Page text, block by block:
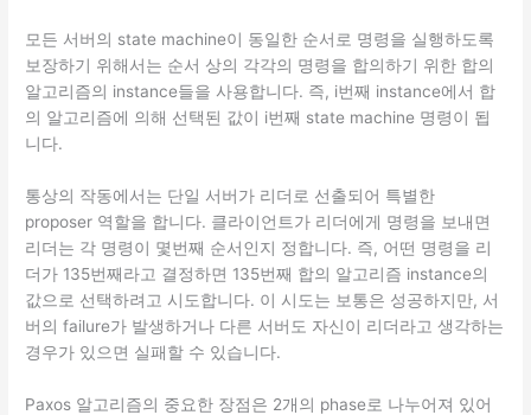
모든 서버의 state machine이 동일한 순서로 명령을 실행하도록
보장하기 위해서는 순서 상의 각각의 명령을 합의하기 위한 합의
알고리즘의 instance들을 사용합니다. 즉, i번째 instance에서 합
의 알고리즘에 의해 선택된 값이 i번째 state machine 명령이 됩
니다.
통상의 작동에서는 단일 서버가 리더로 선출되어 특별한
proposer 역할을 합니다. 클라이언트가 리더에게 명령을 보내면
리더는 각 명령이 몇번째 순서인지 정합니다. 즉, 어떤 명령을 리
더가 135번째라고 결정하면 135번째 합의 알고리즘 instance의
값으로 선택하려고 시도합니다. 이 시도는 보통은 성공하지만, 서
버의 failure가 발생하거나 다른 서버도 자신이 리더라고 생각하는
경우가 있으면 실패할 수 있습니다.
Paxos 알고리즘의 중요한 장점은 2개의 phase로 나누어져 있어